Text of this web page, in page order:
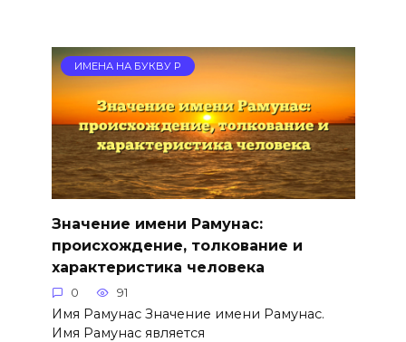
ИМЕНА НА БУКВУ Р
Значение имени Рамунас:
происхождение, толкование и
характеристика человека
0 91
Имя Рамунас Значение имени Рамунас.
Имя Рамунас является